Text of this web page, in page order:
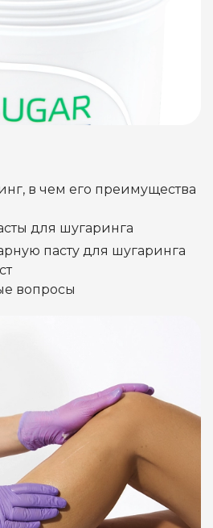
в чем его преимущества
для шугаринга
пасту для шугаринга
вопросы